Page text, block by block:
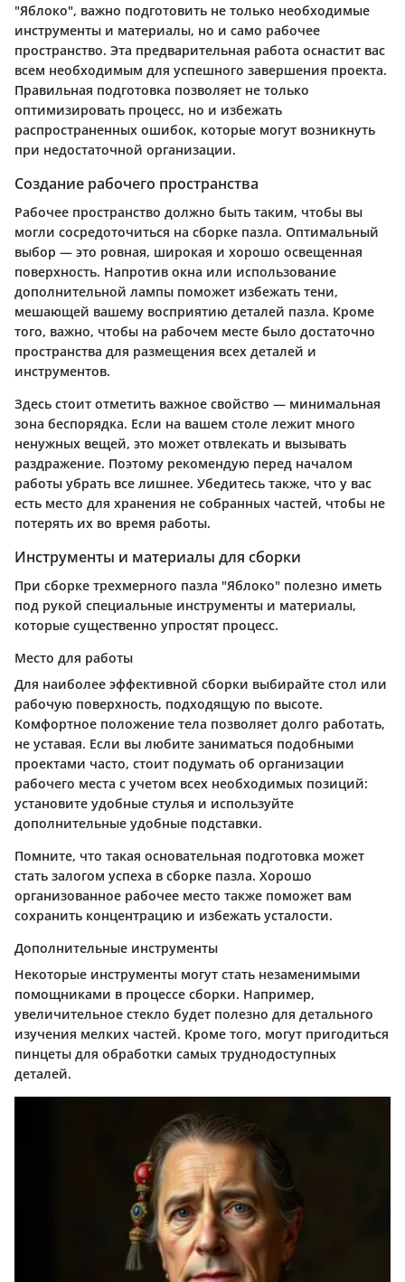
"Яблоко", важно подготовить не только необходимые
инструменты и материалы, но и само рабочее
пространство. Эта предварительная работа оснастит вас
всем необходимым для успешного завершения проекта.
Правильная подготовка позволяет не только
оптимизировать процесс, но и избежать
распространенных ошибок, которые могут возникнуть
при недостаточной организации.
Создание рабочего пространства
Рабочее пространство должно быть таким, чтобы вы
могли сосредоточиться на сборке пазла. Оптимальный
выбор — это ровная, широкая и хорошо освещенная
поверхность. Напротив окна или использование
дополнительной лампы поможет избежать тени,
мешающей вашему восприятию деталей пазла. Кроме
того, важно, чтобы на рабочем месте было достаточно
пространства для размещения всех деталей и
инструментов.
Здесь стоит отметить важное свойство — минимальная
зона беспорядка. Если на вашем столе лежит много
ненужных вещей, это может отвлекать и вызывать
раздражение. Поэтому рекомендую перед началом
работы убрать все лишнее. Убедитесь также, что у вас
есть место для хранения не собранных частей, чтобы не
потерять их во время работы.
Инструменты и материалы для сборки
При сборке трехмерного пазла "Яблоко" полезно иметь
под рукой специальные инструменты и материалы,
которые существенно упростят процесс.
Место для работы
Для наиболее эффективной сборки выбирайте стол или
рабочую поверхность, подходящую по высоте.
Комфортное положение тела позволяет долго работать,
не уставая. Если вы любите заниматься подобными
проектами часто, стоит подумать об организации
рабочего места с учетом всех необходимых позиций:
установите удобные стулья и используйте
дополнительные удобные подставки.
Помните, что такая основательная подготовка может
стать залогом успеха в сборке пазла. Хорошо
организованное рабочее место также поможет вам
сохранить концентрацию и избежать усталости.
Дополнительные инструменты
Некоторые инструменты могут стать незаменимыми
помощниками в процессе сборки. Например,
увеличительное стекло будет полезно для детального
изучения мелких частей. Кроме того, могут пригодиться
пинцеты для обработки самых труднодоступных
деталей.